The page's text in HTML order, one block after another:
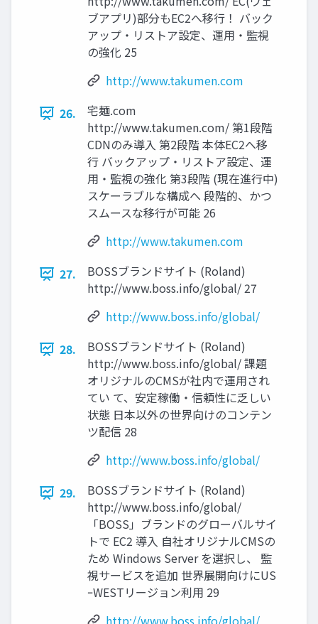
ブアプリ)部分もEC2へ移行！ バック
アップ・リストア設定、運用・監視
の強化 25
http://www.takumen.com
26.
宅麺.com
http://www.takumen.com/ 第1段階
CDNのみ導入 第2段階 本体EC2へ移
行 バックアップ・リストア設定、運
用・監視の強化 第3段階 (現在進行中)
スケーラブルな構成へ 段階的、かつ
スムースな移行が可能 26
http://www.takumen.com
27.
BOSSブランドサイト (Roland)
http://www.boss.info/global/ 27
http://www.boss.info/global/
28.
BOSSブランドサイト (Roland)
http://www.boss.info/global/ 課題
オリジナルのCMSが社内で運用され
てい て、安定稼働・信頼性に乏しい
状態 日本以外の世界向けのコンテン
ツ配信 28
http://www.boss.info/global/
29.
BOSSブランドサイト (Roland)
http://www.boss.info/global/
「BOSS」ブランドのグローバルサイ
トで EC2 導入 自社オリジナルCMSの
ため Windows Server を選択し、 監
視サービスを追加 世界展開向けにUS
ｰWESTリージョン利用 29